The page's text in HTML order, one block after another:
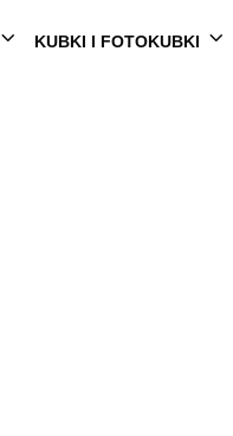
KUBKI I FOTOKUBKI